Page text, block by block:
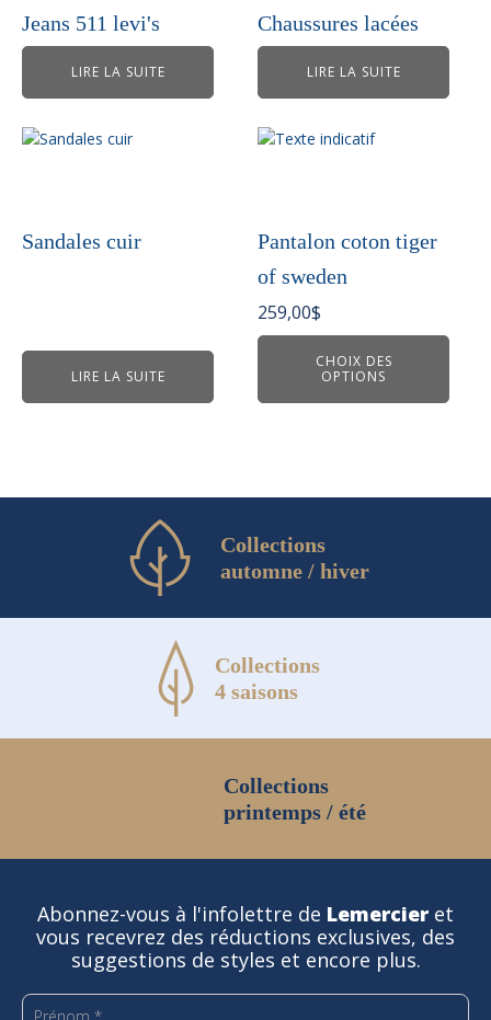
Jeans 511 levi's
LIRE LA SUITE
Chaussures lacées
LIRE LA SUITE
Sandales cuir
LIRE LA SUITE
Pantalon coton tiger
of sweden
259,00$
CHOIX DES
OPTIONS
Ce
variations.
options
peuvent
être
la
Collections
automne / hiver
Collections
4 saisons
Collections
printemps / été
Abonnez-vous à l'infolettre de Lemercier et
vous recevrez des réductions exclusives, des
suggestions de styles et encore plus.